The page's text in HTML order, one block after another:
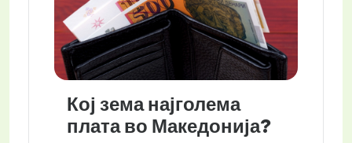
Кој зема најголема
плата во Македонија?